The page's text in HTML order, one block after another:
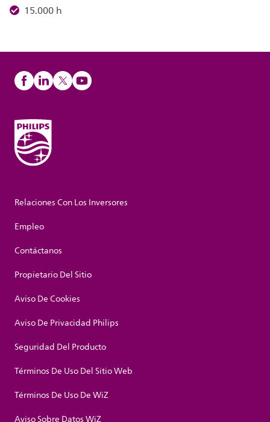
15.000 h
Relaciones Con Los Inversores
Empleo
Contáctanos
Propietario Del Sitio
Aviso De Cookies
Aviso De Privacidad Philips
Seguridad Del Producto
Términos De Uso Del Sitio Web
Términos De Uso De WiZ